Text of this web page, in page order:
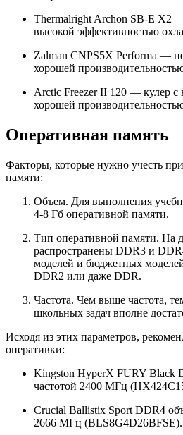
Thermalright Archon SB-E X2
высокой эффективностью
Zalman CNPS5X Performa —
хорошей
Arctic Freezer II 120 — кулер
хорошей
Оперативная память
Факторы, которые нужно учесть
памяти:
Объем. Для выполнения
4-8 Гб оперативной памяти.
Тип оперативной памяти. На
распространены DDR3 и
моделей и бюджетных
DDR2 или даже DDR.
Частота. Чем выше частота,
школьных задач вполне
Исходя из этих параметров,
оперативки:
Kingston HyperX FURY Black
частотой 2400 МГц
Crucial Ballistix Sport DDR4
2666 МГц (BLS8G4D26BFSE).